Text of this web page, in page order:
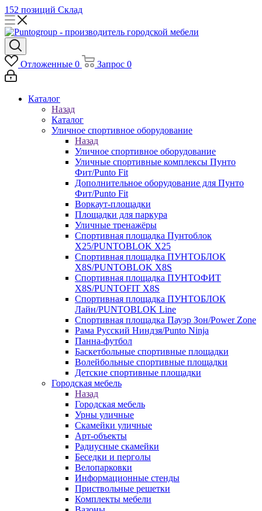
152 позиций Склад
Отложенные 0 Запрос 0
Каталог
Назад
Каталог
Уличное спортивное оборудование
Назад
Уличное спортивное оборудование
Уличные спортивные комплексы Пунто
Фит/Punto Fit
Дополнительное оборудование для Пунто
Фит/Punto Fit
Воркаут-площадки
Площадки для паркура
Уличные тренажёры
Спортивная площадка Пунтоблок
Х25/PUNTOBLOK X25
Спортивная площадка ПУНТОБЛОК
X8S/PUNTOBLOK X8S
Спортивная площадка ПУНТОФИТ
X8S/PUNTOFIT X8S
Спортивная площадка ПУНТОБЛОК
Лайн/PUNTOBLOK Line
Спортивная площадка Пауэр Зон/Power Zone
Рама Русский Ниндзя/Punto Ninja
Панна-футбол
Баскетбольные спортивные площадки
Волейбольные спортивные площадки
Детские спортивные площадки
Городская мебель
Назад
Городская мебель
Урны уличные
Скамейки уличные
Арт-объекты
Радиусные скамейки
Беседки и перголы
Велопарковки
Информационные стенды
Приствольные решетки
Комплекты мебели